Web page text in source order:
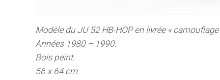
Modèle du JU 52 HB-HOP en livrée « camouflage
Années 1980 – 1990.
Bois peint.
56 x 64 cm